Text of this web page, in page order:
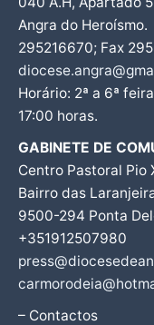
Angra do Heroísmo.
295216670; Fax
Horário: 2ª a 6ª
17:00 horas.
GABINETE DE
Centro Pastoral Pio
Bairro das
9500-294 Ponta
+351912507980
– Contactos